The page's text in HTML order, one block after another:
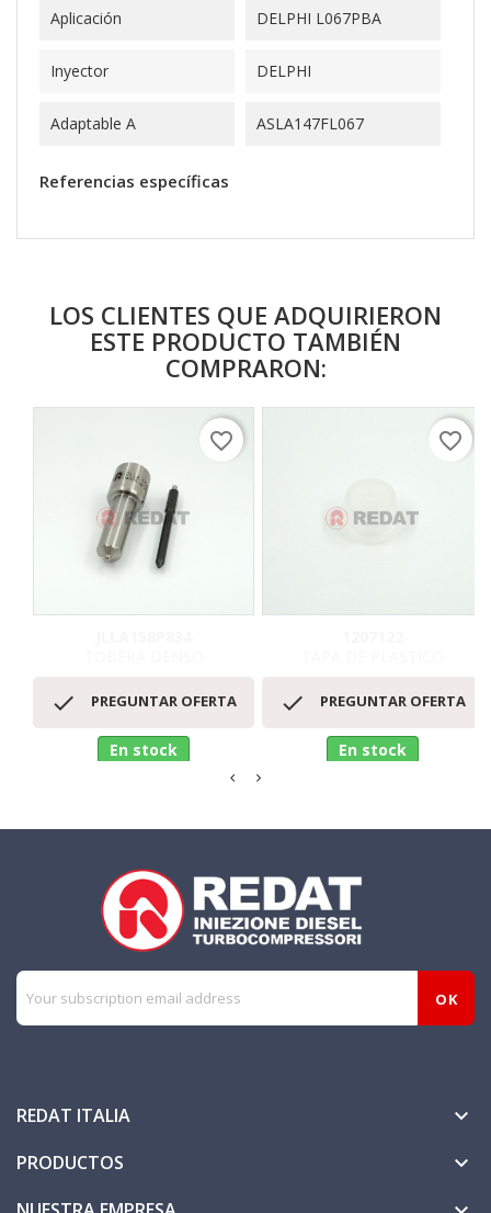
Aplicación DELPHI L067PBA
Inyector DELPHI
Adaptable A ASLA147FL067
Referencias específicas
LOS CLIENTES QUE ADQUIRIERON
ESTE PRODUCTO TAMBIÉN
COMPRARON:
 PREGUNTAR OFERTA
En stock
favorite_border
 PREGUNTAR OFERTA
En stock
favorite_border
REDAT ITALIA 
PRODUCTOS 